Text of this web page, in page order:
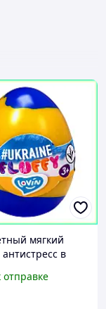
мягкий
в
и на улице
отправке